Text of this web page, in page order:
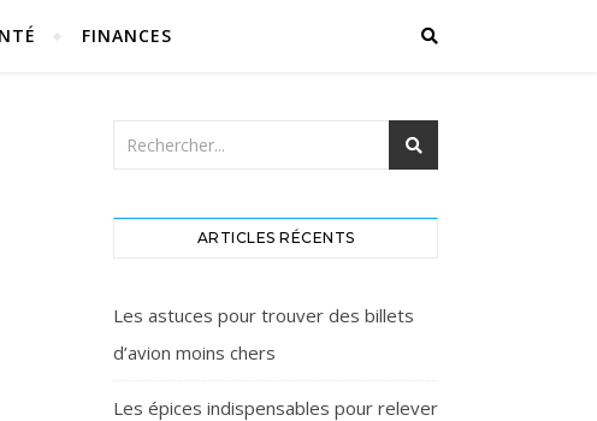
FINANCES
ARTICLES RÉCENTS
Les astuces pour trouver des billets
d’avion moins chers
Les épices indispensables pour relever